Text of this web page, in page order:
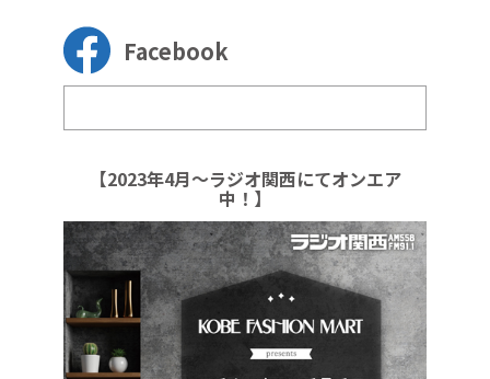
Facebook
【2023年4月～ラジオ関西にてオンエア
中！】